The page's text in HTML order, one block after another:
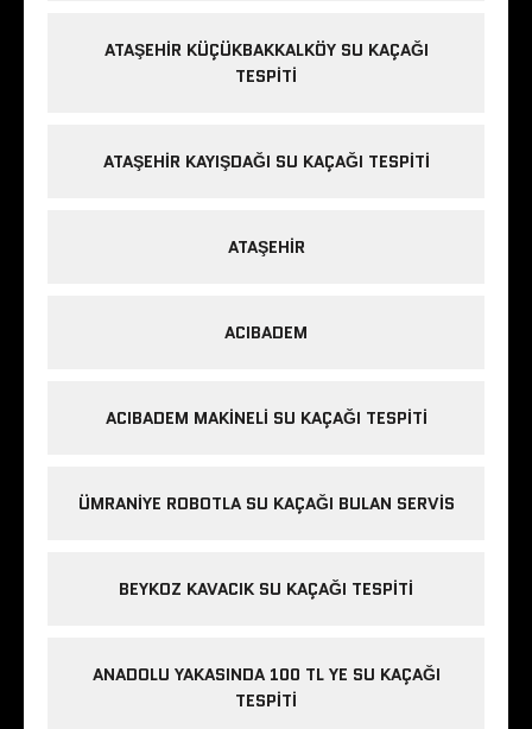
ATAŞEHIR KÜÇÜKBAKKALKÖY SU KAÇAĞI
TESPITI
ATAŞEHIR KAYIŞDAĞI SU KAÇAĞI TESPITI
ATAŞEHIR
ACIBADEM
ACIBADEM MAKINELI SU KAÇAĞI TESPITI
ÜMRANIYE ROBOTLA SU KAÇAĞI BULAN SERVIS
BEYKOZ KAVACIK SU KAÇAĞI TESPITI
ANADOLU YAKASINDA 100 TL YE SU KAÇAĞI
TESPITI